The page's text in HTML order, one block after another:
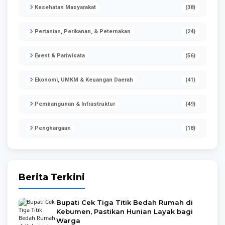
Kesehatan Masyarakat (38)
Pertanian, Perikanan, & Peternakan (24)
Event & Pariwisata (56)
Ekonomi, UMKM & Keuangan Daerah (41)
Pembangunan & Infrastruktur (49)
Penghargaan (18)
Berita Terkini
Bupati Cek Tiga Titik Bedah Rumah di
Kebumen, Pastikan Hunian Layak bagi
Warga